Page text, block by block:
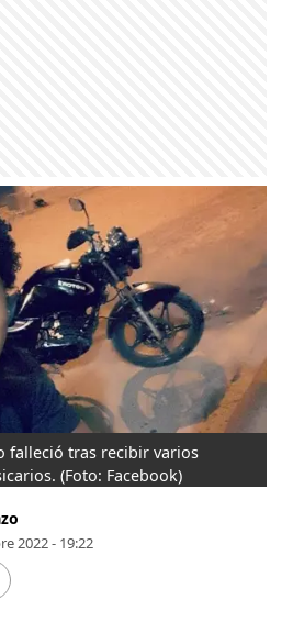
falleció tras recibir varios
(Foto: Facebook)
2022 - 19:22